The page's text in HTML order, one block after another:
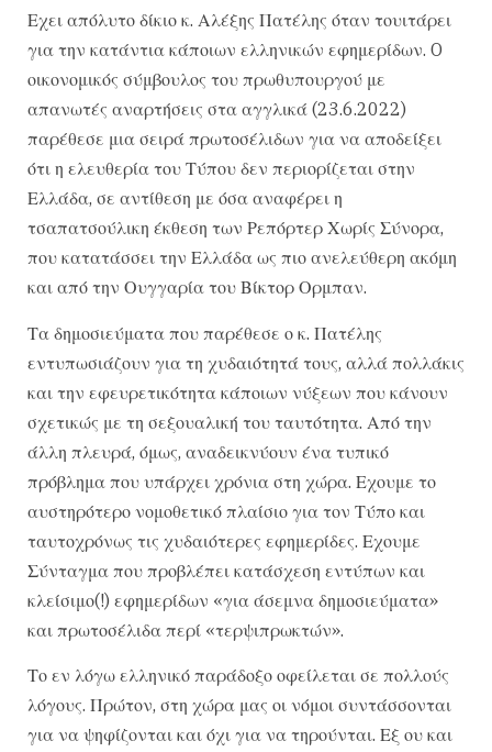
Εχει απόλυτο δίκιο κ. Αλέξης Πατέλης όταν τουιτάρει
για την κατάντια κάποιων ελληνικών εφημερίδων. O
οικονομικός σύμβουλος του πρωθυπουργού με
απανωτές αναρτήσεις στα αγγλικά (23.6.2022)
παρέθεσε μια σειρά πρωτοσέλιδων για να αποδείξει
ότι η ελευθερία του Τύπου δεν περιορίζεται στην
Ελλάδα, σε αντίθεση με όσα αναφέρει η
τσαπατσούλικη έκθεση των Ρεπόρτερ Χωρίς Σύνορα,
που κατατάσσει την Ελλάδα ως πιο ανελεύθερη ακόμη
και από την Ουγγαρία του Βίκτορ Ορμπαν.
Τα δημοσιεύματα που παρέθεσε ο κ. Πατέλης
εντυπωσιάζουν για τη χυδαιότητά τους, αλλά πολλάκις
και την εφευρετικότητα κάποιων νύξεων που κάνουν
σχετικώς με τη σεξουαλική του ταυτότητα. Από την
άλλη πλευρά, όμως, αναδεικνύουν ένα τυπικό
πρόβλημα που υπάρχει χρόνια στη χώρα. Εχουμε το
αυστηρότερο νομοθετικό πλαίσιο για τον Τύπο και
ταυτοχρόνως τις χυδαιότερες εφημερίδες. Εχουμε
Σύνταγμα που προβλέπει κατάσχεση εντύπων και
κλείσιμο(!) εφημερίδων «για άσεμνα δημοσιεύματα»
και πρωτοσέλιδα περί «τερψιπρωκτών».
Το εν λόγω ελληνικό παράδοξο οφείλεται σε πολλούς
λόγους. Πρώτον, στη χώρα μας οι νόμοι συντάσσονται
για να ψηφίζονται και όχι για να τηρούνται. Εξ ου και